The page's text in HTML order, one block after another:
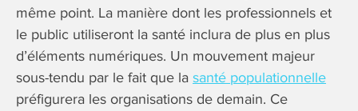
même point. La manière dont les professionnels et
le public utiliseront la santé inclura de plus en plus
d’éléments numériques. Un mouvement majeur
sous-tendu par le fait que la santé populationnelle
préfigurera les organisations de demain. Ce